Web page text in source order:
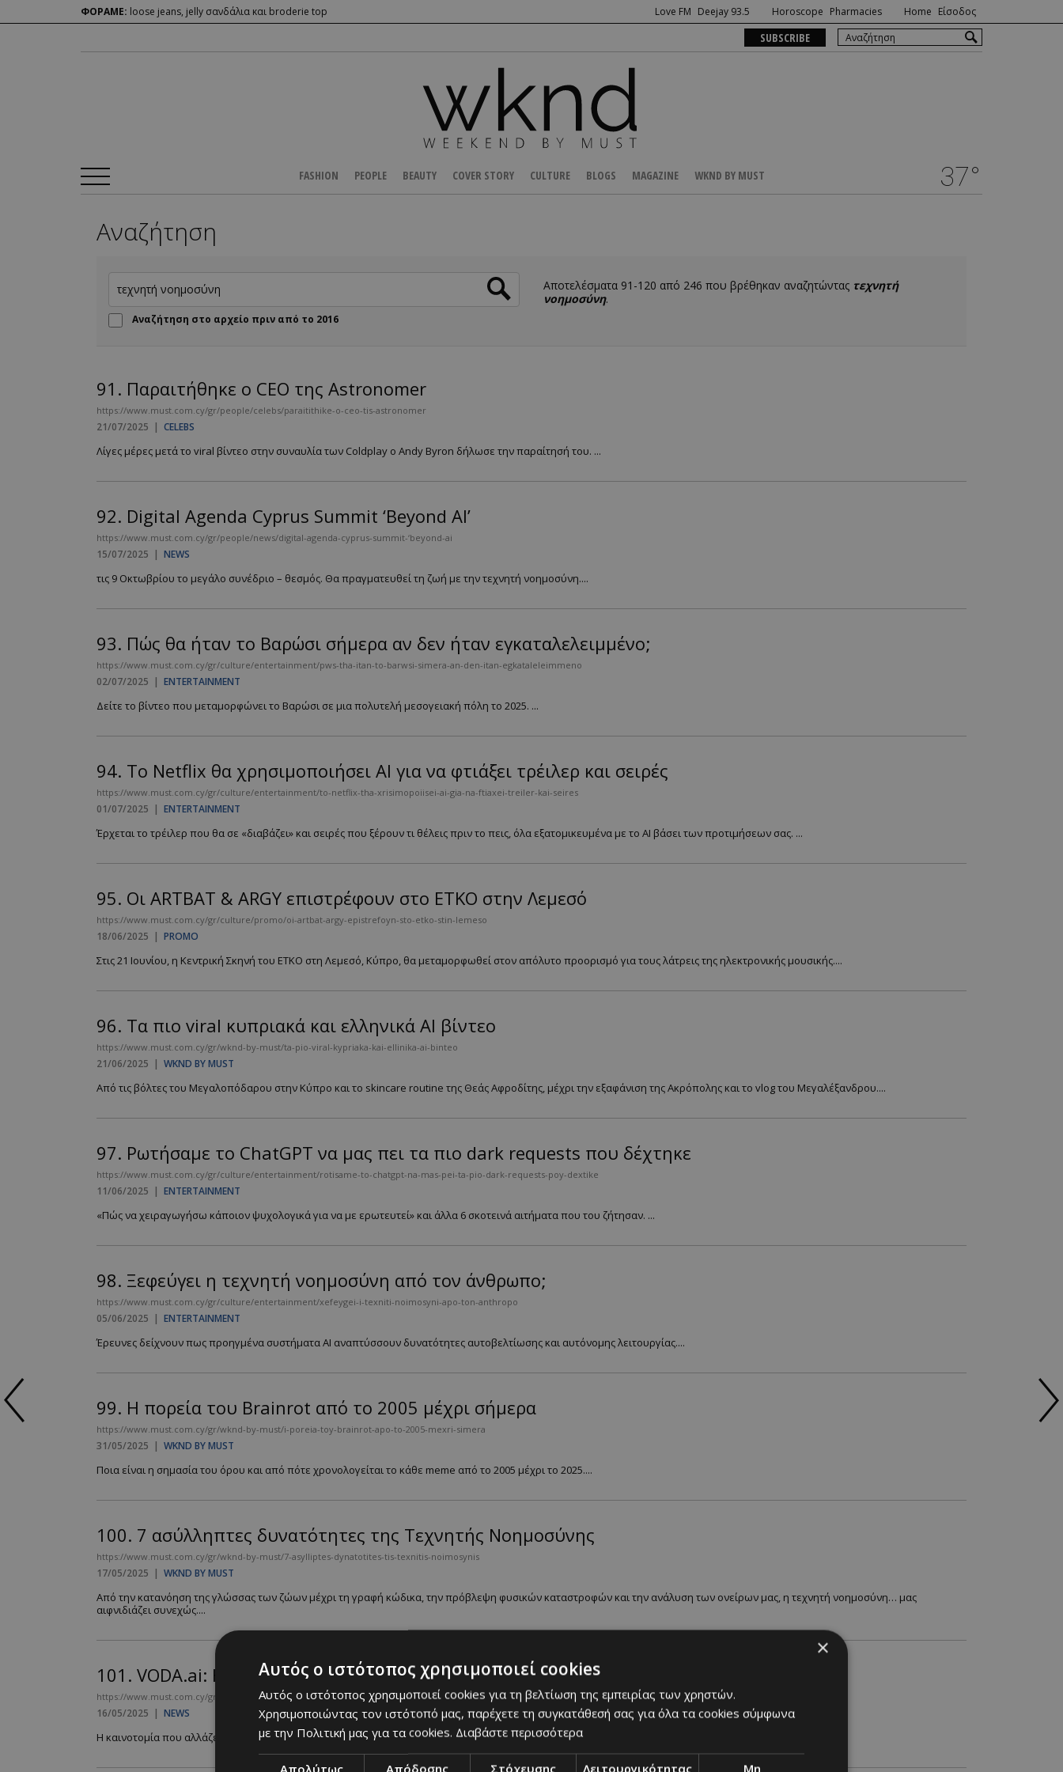
ΦΟΡΑΜΕ: loose jeans, jelly σανδάλια και broderie top Love FM Deejay 93.5 Horoscope Pharmacies Home Είσοδος
SUBSCRIBE
FASHION PEOPLE BEAUTY COVER STORY CULTURE BLOGS MAGAZINE WKND BY MUST 37°
Αναζήτηση
Αναζήτηση στο αρχείο πριν από το 2016
Αποτελέσματα 91-120 από 246 που βρέθηκαν αναζητώντας τεχνητή
νοημοσύνη.
91. Παραιτήθηκε ο CEO της Astronomer
https://www.must.com.cy/gr/people/celebs/paraitithike-o-ceo-tis-astronomer
21/07/2025 | CELEBS
Λίγες μέρες μετά το viral βίντεο στην συναυλία των Coldplay o Andy Byron δήλωσε την παραίτησή του. ...
92. Digital Agenda Cyprus Summit ‘Beyond AI’
https://www.must.com.cy/gr/people/news/digital-agenda-cyprus-summit-‘beyond-ai
15/07/2025 | NEWS
τις 9 Οκτωβρίου το μεγάλο συνέδριο – θεσμός. Θα πραγματευθεί τη ζωή με την τεχνητή νοημοσύνη....
93. Πώς θα ήταν το Βαρώσι σήμερα αν δεν ήταν εγκαταλελειμμένο;
https://www.must.com.cy/gr/culture/entertainment/pws-tha-itan-to-barwsi-simera-an-den-itan-egkataleleimmeno
02/07/2025 | ENTERTAINMENT
Δείτε το βίντεο που μεταμορφώνει το Βαρώσι σε μια πολυτελή μεσογειακή πόλη το 2025. ...
94. Το Netflix θα χρησιμοποιήσει AI για να φτιάξει τρέιλερ και σειρές
https://www.must.com.cy/gr/culture/entertainment/to-netflix-tha-xrisimopoiisei-ai-gia-na-ftiaxei-treiler-kai-seires
01/07/2025 | ENTERTAINMENT
Έρχεται το τρέιλερ που θα σε «διαβάζει» και σειρές που ξέρουν τι θέλεις πριν το πεις, όλα εξατομικευμένα με το AI βάσει των προτιμήσεων σας. ...
95. Οι ARTBAT & ARGY επιστρέφουν στο ETKΟ στην Λεμεσό
https://www.must.com.cy/gr/culture/promo/oi-artbat-argy-epistrefoyn-sto-etko-stin-lemeso
18/06/2025 | PROMO
Στις 21 Ιουνίου, η Κεντρική Σκηνή του ETKO στη Λεμεσό, Κύπρο, θα μεταμορφωθεί στον απόλυτο προορισμό για τους λάτρεις της ηλεκτρονικής μουσικής....
96. Τα πιο viral κυπριακά και ελληνικά AI βίντεο
https://www.must.com.cy/gr/wknd-by-must/ta-pio-viral-kypriaka-kai-ellinika-ai-binteo
21/06/2025 | WKND BY MUST
Από τις βόλτες του Μεγαλοπόδαρου στην Κύπρο και το skincare routine της Θεάς Αφροδίτης, μέχρι την εξαφάνιση της Ακρόπολης και το vlog του Μεγαλέξανδρου....
97. Ρωτήσαμε το ChatGPT να μας πει τα πιο dark requests που δέχτηκε
https://www.must.com.cy/gr/culture/entertainment/rotisame-to-chatgpt-na-mas-pei-ta-pio-dark-requests-poy-dextike
11/06/2025 | ENTERTAINMENT
«Πώς να χειραγωγήσω κάποιον ψυχολογικά για να με ερωτευτεί» και άλλα 6 σκοτεινά αιτήματα που του ζήτησαν. ...
98. Ξεφεύγει η τεχνητή νοημοσύνη από τον άνθρωπο;
https://www.must.com.cy/gr/culture/entertainment/xefeygei-i-texniti-noimosyni-apo-ton-anthropo
05/06/2025 | ENTERTAINMENT
Έρευνες δείχνουν πως προηγμένα συστήματα AI αναπτύσσουν δυνατότητες αυτοβελτίωσης και αυτόνομης λειτουργίας....
99. Η πορεία του Brainrot από το 2005 μέχρι σήμερα
https://www.must.com.cy/gr/wknd-by-must/i-poreia-toy-brainrot-apo-to-2005-mexri-simera
31/05/2025 | WKND BY MUST
Ποια είναι η σημασία του όρου και από πότε χρονολογείται το κάθε meme από το 2005 μέχρι το 2025....
100. 7 ασύλληπτες δυνατότητες της Τεχνητής Νοημοσύνης
https://www.must.com.cy/gr/wknd-by-must/7-asylliptes-dynatotites-tis-texnitis-noimosynis
17/05/2025 | WKND BY MUST
Από την κατανόηση της γλώσσας των ζώων μέχρι τη γραφή κώδικα, την πρόβλεψη φυσικών καταστροφών και την ανάλυση των ονείρων μας, η τεχνητή νοημοσύνη… μας
αιφνιδιάζει συνεχώς....
101. VODA.ai: Η τεχνητή νοημοσύνη προβλέπει τις διαρροές στο δίκτυο νερού
https://www.must.com.cy/gr/people/news/voda-ai-i-texniti-noimosyni-problepei-tis-diarroes-sto-diktyo-neroy
16/05/2025 | NEWS
Η καινοτομία που αλλάζει ριζικά τον τρόπο που διαχειριζόμαστε το πιο πολύτιμο αγαθό της ζωής, το νερό, στο φετινό Green Agenda Cyprus Summit 2025....
×
Αυτός ο ιστότοπος χρησιμοποιεί cookies
Αυτός ο ιστότοπος χρησιμοποιεί cookies για τη βελτίωση της εμπειρίας των χρηστών.
Χρησιμοποιώντας τον ιστότοπό μας, παρέχετε τη συγκατάθεσή σας για όλα τα cookies σύμφωνα
με την Πολιτική μας για τα cookies. Διαβάστε περισσότερα
Απολύτως
Απόδοσης Στόχευσης Λειτουργικότητας
Μη